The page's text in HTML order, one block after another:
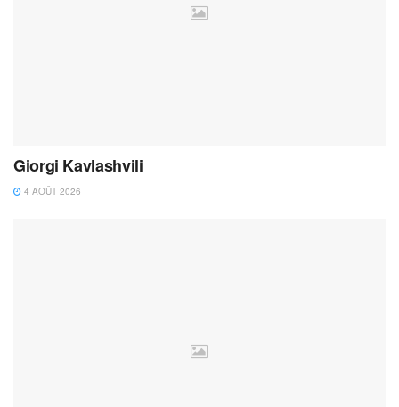
Giorgi Kavlashvili
4 AOÛT 2026